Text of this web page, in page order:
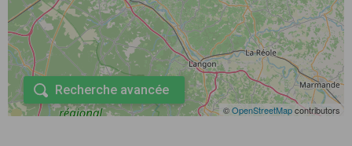
©OpenStreetMapcontributors
Recherche avancée